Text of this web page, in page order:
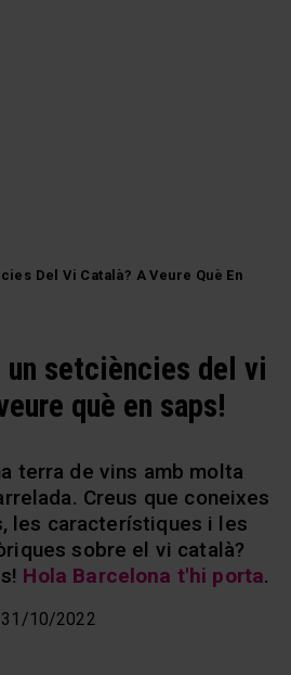
Del Vi Català? A Veure Què En
un setciències del vi
què en saps!
terra de vins amb molta
Creus que coneixes
les característiques i les
sobre el vi català?
Hola Barcelona t'hi porta.
31/10/2022